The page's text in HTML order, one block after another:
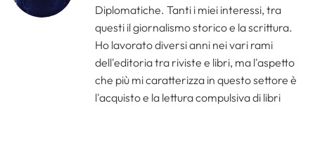
Diplomatiche. Tanti i miei interessi, tra
questi il giornalismo storico e la scrittura.
Ho lavorato diversi anni nei vari rami
dell'editoria tra riviste e libri, ma l'aspetto
che più mi caratterizza in questo settore è
l'acquisto e la lettura compulsiva di libri